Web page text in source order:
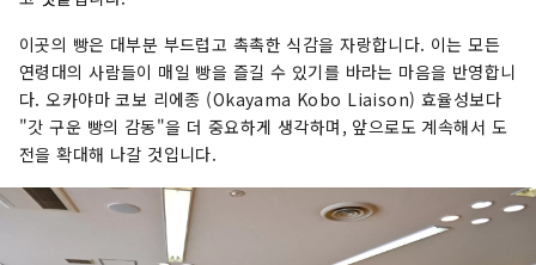
이곳의 빵은 대부분 부드럽고 촉촉한 식감을 자랑합니다. 이는 모든
연령대의 사람들이 매일 빵을 즐길 수 있기를 바라는 마음을 반영합니
다. 오카야마 코보 리에종 (Okayama Kobo Liaison) 효율성보다
"갓 구운 빵의 감동"을 더 중요하게 생각하며, 앞으로도 계속해서 도
전을 확대해 나갈 것입니다.